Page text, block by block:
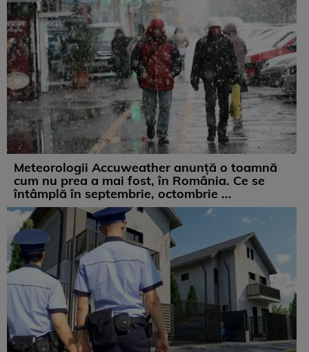
Meteorologii Accuweather anunță o toamnă
cum nu prea a mai fost, în România. Ce se
întâmplă în septembrie, octombrie ...